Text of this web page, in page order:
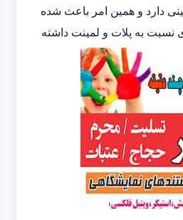
دارد و همین امر باعث شده
نسبت به پلات و لمینت داشته